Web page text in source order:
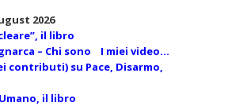
2026
il libro
– Chi sono
I miei video…
contributi) su Pace, Disarmo,
il libro